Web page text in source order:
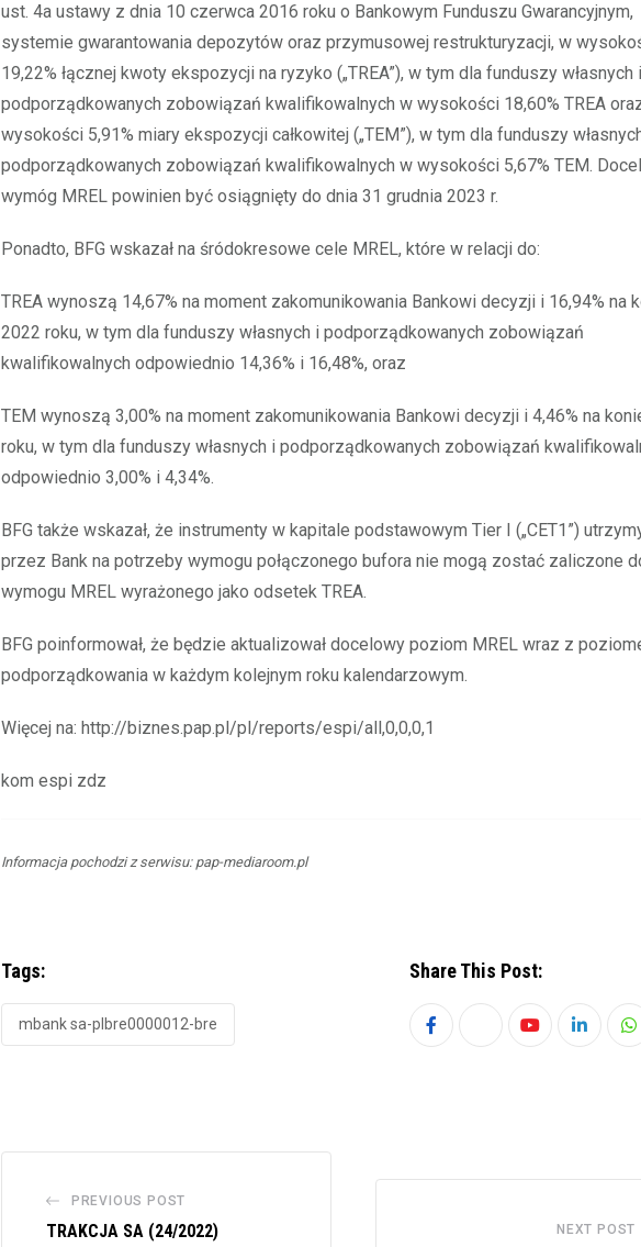
ust. 4a ustawy z dnia 10 czerwca 2016 roku o Bankowym Funduszu Gwarancyjnym,
systemie gwarantowania depozytów oraz przymusowej restrukturyzacji, w
19,22% łącznej kwoty ekspozycji na ryzyko („TREA”), w tym dla funduszy własnych i
podporządkowanych zobowiązań kwalifikowalnych w wysokości 18,60% TREA
wysokości 5,91% miary ekspozycji całkowitej („TEM”), w tym dla funduszy
podporządkowanych zobowiązań kwalifikowalnych w wysokości 5,67% TEM.
wymóg MREL powinien być osiągnięty do dnia 31 grudnia 2023 r.
Ponadto, BFG wskazał na śródokresowe cele MREL, które w relacji do:
TREA wynoszą 14,67% na moment zakomunikowania Bankowi decyzji i 16,94% na
2022 roku, w tym dla funduszy własnych i podporządkowanych zobowiązań
kwalifikowalnych odpowiednio 14,36% i 16,48%, oraz
TEM wynoszą 3,00% na moment zakomunikowania Bankowi decyzji i 4,46% na
roku, w tym dla funduszy własnych i podporządkowanych zobowiązań
odpowiednio 3,00% i 4,34%.
BFG także wskazał, że instrumenty w kapitale podstawowym Tier I („CET1”)
przez Bank na potrzeby wymogu połączonego bufora nie mogą zostać zaliczone
wymogu MREL wyrażonego jako odsetek TREA.
BFG poinformował, że będzie aktualizował docelowy poziom MREL wraz z
podporządkowania w każdym kolejnym roku kalendarzowym.
Więcej na: http://biznes.pap.pl/pl/reports/espi/all,0,0,0,1
kom espi zdz
Informacja pochodzi z serwisu: pap-mediaroom.pl
Tags:
mbank sa-plbre0000012-bre
Share This Post:
YoutubeLinkedIn
PREVIOUS POST
TRAKCJA SA (24/2022)
NEXT POST